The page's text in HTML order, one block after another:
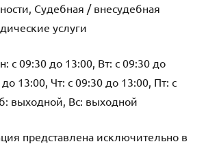
Судебная / внесудебная
услуги
с 09:30 до 13:00, Вт: с 09:30 до
13:00, Чт: с 09:30 до 13:00, Пт: с
выходной, Вс: выходной
представлена исключительно в